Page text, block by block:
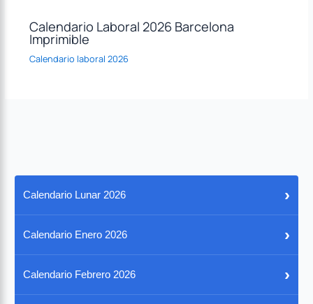
Calendario Laboral 2026 Barcelona
Imprimible
Calendario laboral 2026
Calendario Lunar 2026 ›
Calendario Enero 2026 ›
Calendario Febrero 2026 ›